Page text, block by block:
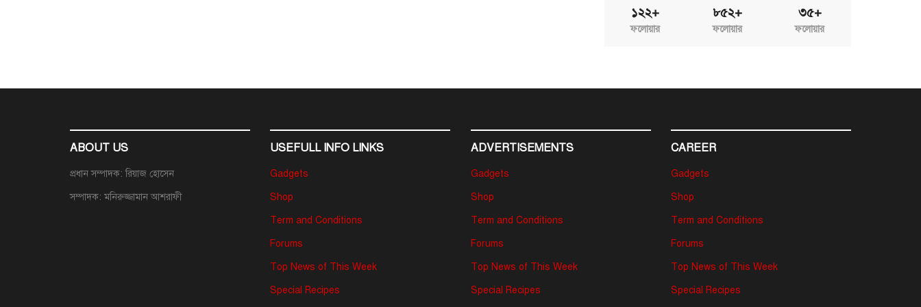
১২২+
ফলোয়ার
৮৫২+
ফলোয়ার
৩৫+
ফলোয়ার
ABOUT US
প্রধান সম্পাদক: রিয়াজ হোসেন
সম্পাদক: মনিরুজ্জামান আশরাফী
USEFULL INFO LINKS
Gadgets
Shop
Term and Conditions
Forums
Top News of This Week
Special Recipes
ADVERTISEMENTS
Gadgets
Shop
Term and Conditions
Forums
Top News of This Week
Special Recipes
CAREER
Gadgets
Shop
Term and Conditions
Forums
Top News of This Week
Special Recipes